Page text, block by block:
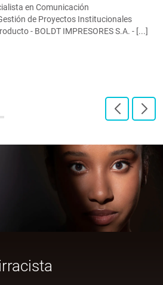
en Comunicación
de Proyectos Institucionales
- BOLDT IMPRESORES S.A. - [...]